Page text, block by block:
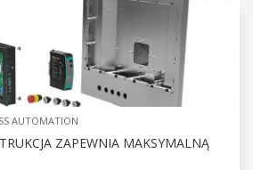
AUTOMATION
ZAPEWNIA MAKSYMALNĄ